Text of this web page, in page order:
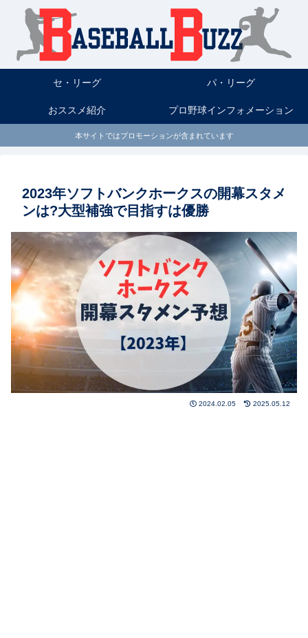
セ・リーグ パ・リーグ
おススメ紹介 プロ野球インフォメーション
本サイトではプロモーションが含まれています
2023年ソフトバンクホークスの開幕スタメ
ンは?大型補強で目指すは優勝
2024.02.05 2025.05.12